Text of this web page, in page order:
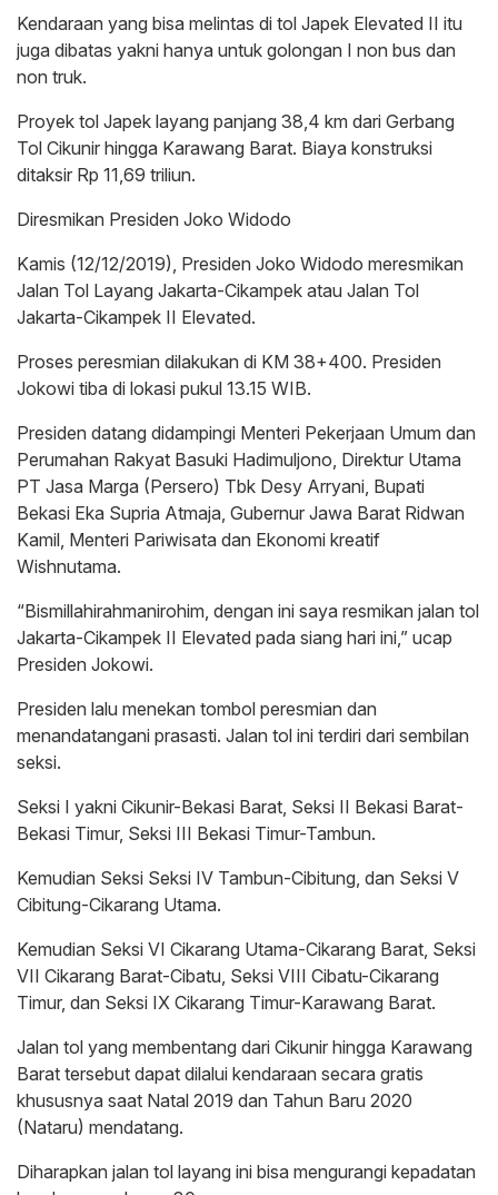
Kendaraan yang bisa melintas di tol Japek Elevated II itu
juga dibatas yakni hanya untuk golongan I non bus dan
non truk.
Proyek tol Japek layang panjang 38,4 km dari Gerbang
Tol Cikunir hingga Karawang Barat. Biaya konstruksi
ditaksir Rp 11,69 triliun.
Diresmikan Presiden Joko Widodo
Kamis (12/12/2019), Presiden Joko Widodo meresmikan
Jalan Tol Layang Jakarta-Cikampek atau Jalan Tol
Jakarta-Cikampek II Elevated.
Proses peresmian dilakukan di KM 38+400. Presiden
Jokowi tiba di lokasi pukul 13.15 WIB.
Presiden datang didampingi Menteri Pekerjaan Umum dan
Perumahan Rakyat Basuki Hadimuljono, Direktur Utama
PT Jasa Marga (Persero) Tbk Desy Arryani, Bupati
Bekasi Eka Supria Atmaja, Gubernur Jawa Barat Ridwan
Kamil, Menteri Pariwisata dan Ekonomi kreatif
Wishnutama.
“Bismillahirahmanirohim, dengan ini saya resmikan jalan tol
Jakarta-Cikampek II Elevated pada siang hari ini,” ucap
Presiden Jokowi.
Presiden lalu menekan tombol peresmian dan
menandatangani prasasti. Jalan tol ini terdiri dari sembilan
seksi.
Seksi I yakni Cikunir-Bekasi Barat, Seksi II Bekasi Barat-
Bekasi Timur, Seksi III Bekasi Timur-Tambun.
Kemudian Seksi Seksi IV Tambun-Cibitung, dan Seksi V
Cibitung-Cikarang Utama.
Kemudian Seksi VI Cikarang Utama-Cikarang Barat, Seksi
VII Cikarang Barat-Cibatu, Seksi VIII Cibatu-Cikarang
Timur, dan Seksi IX Cikarang Timur-Karawang Barat.
Jalan tol yang membentang dari Cikunir hingga Karawang
Barat tersebut dapat dilalui kendaraan secara gratis
khususnya saat Natal 2019 dan Tahun Baru 2020
(Nataru) mendatang.
Diharapkan jalan tol layang ini bisa mengurangi kepadatan